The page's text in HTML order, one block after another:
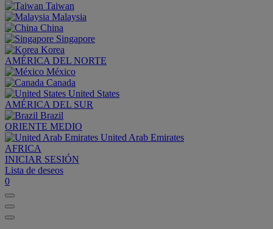
Taiwan
Malaysia
China
Singapore
Korea
AMÉRICA DEL NORTE
México
Canada
United States
AMÉRICA DEL SUR
Brazil
ORIENTE MEDIO
United Arab Emirates
AFRICA
INICIAR SESIÓN
Lista de deseos
0